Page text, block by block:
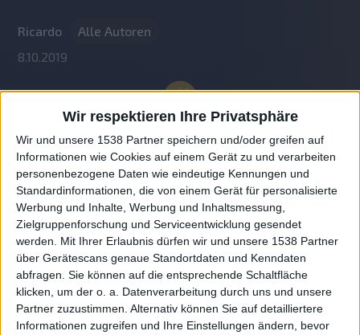
Wir respektieren Ihre Privatsphäre
Wir und unsere 1538 Partner speichern und/oder greifen auf
Informationen wie Cookies auf einem Gerät zu und verarbeiten
personenbezogene Daten wie eindeutige Kennungen und
Standardinformationen, die von einem Gerät für personalisierte
Werbung und Inhalte, Werbung und Inhaltsmessung,
Zielgruppenforschung und Serviceentwicklung gesendet
werden.
Mit Ihrer Erlaubnis dürfen wir und unsere 1538 Partner
über Gerätescans genaue Standortdaten und Kenndaten
abfragen. Sie können auf die entsprechende Schaltfläche
klicken, um der o. a. Datenverarbeitung durch uns und unsere
Partner zuzustimmen. Alternativ können Sie auf detailliertere
Informationen zugreifen und Ihre Einstellungen ändern, bevor
Ricardo
Alle Autoren
8.10.2019
Auf DESMONDO findet Ihr Inspirationen für
individuelles, gemütliches und intelligentes Wohnen,
die aktuellsten Einrichtungstrends und Informatives zu
neuesten Smart Home Systemen.